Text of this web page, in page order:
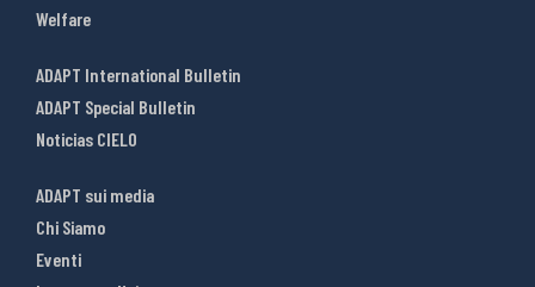
Welfare
ADAPT International Bulletin
ADAPT Special Bulletin
Noticias CIELO
ADAPT sui media
Chi Siamo
Eventi